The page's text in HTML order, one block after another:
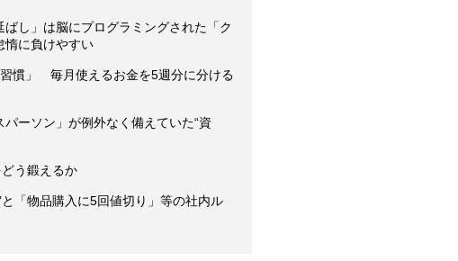
し」は脳にプログラミングされた「ク
に負けやすい
慣」 毎月使えるお金を5週分に分ける
ーソン」が例外なく備えていた“資
う鍛えるか
「物品購入に5回値切り」等の社内ル